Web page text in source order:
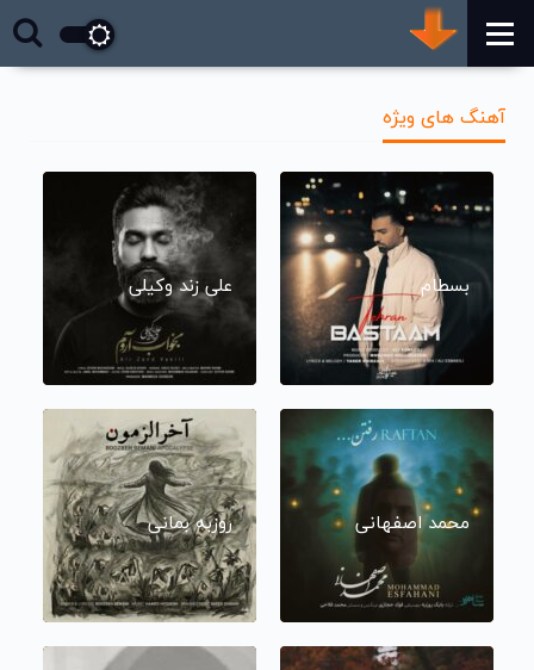
آهنگ های ویژه
بسطام علی زند وکیلی
محمد اصفهانی روزبه بمانی